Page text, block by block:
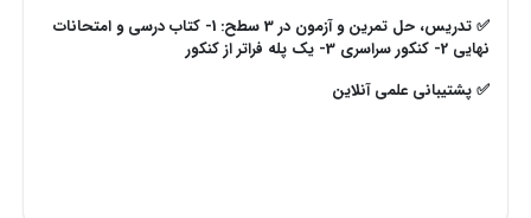
✅ تدریس، حل تمرین و آزمون در 3 سطح: 1- کتاب درسی و امتحانات
نهایی 2- کنکور سراسری
3- یک پله فراتر از کنکور
✅ پشتیبانی علمی آنلاین